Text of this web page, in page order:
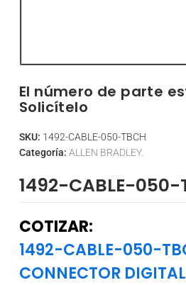
El número de parte
Solicítelo
SKU: 1492-CABLE-050-TBCH
Categoría: ALLEN BRADLEY.
1492-CABLE-050-
COTIZAR:
1492-CABLE-050-
CONNECTOR